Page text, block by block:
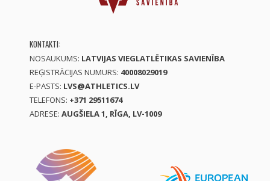
KONTAKTI:
NOSAUKUMS: LATVIJAS VIEGLATLĒTIKAS SAVIENĪBA
REĢISTRĀCIJAS NUMURS: 40008029019
E-PASTS: LVS@ATHLETICS.LV
TELEFONS: +371 29511674
ADRESE: AUGŠIELA 1, RĪGA, LV-1009